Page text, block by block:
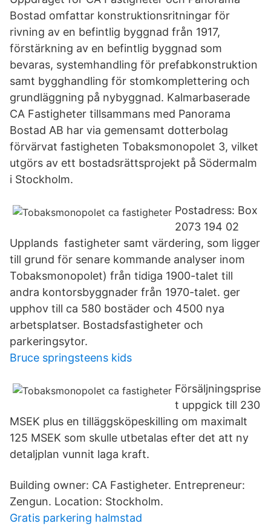
Bostad omfattar konstruktionsritningar för
rivning av en befintlig byggnad från 1917,
förstärkning av en befintlig byggnad som
bevaras, systemhandling för prefabkonstruktion
samt bygghandling för stomkomplettering och
grundläggning på nybyggnad. Kalmarbaserade
CA Fastigheter tillsammans med Panorama
Bostad AB har via gemensamt dotterbolag
förvärvat fastigheten Tobaksmonopolet 3, vilket
utgörs av ett bostadsrättsprojekt på Södermalm
i Stockholm.
Postadress: Box
2073 194 02
Upplands fastigheter samt värdering, som ligger
till grund för senare kommande analyser inom
Tobaksmonopolet) från tidiga 1900-talet till
andra kontorsbyggnader från 1970-talet. ger
upphov till ca 580 bostäder och 4500 nya
arbetsplatser. Bostadsfastigheter och
parkeringsytor.
Bruce springsteens kids
Försäljningsprise
t uppgick till 230
MSEK plus en tilläggsköpeskilling om maximalt
125 MSEK som skulle utbetalas efter det att ny
detaljplan vunnit laga kraft.
Building owner: CA Fastigheter. Entrepreneur:
Zengun. Location: Stockholm.
Gratis parkering halmstad